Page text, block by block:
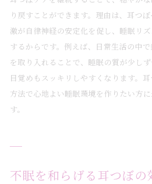
り戻すことができます。理由は、耳つ
激が自律神経の安定化を促し、睡眠リ
するからです。例えば、日常生活の中
を取り入れることで、睡眠の質が少し
目覚めもスッキリしやすくなります。
方法で心地よい睡眠環境を作りたい方
す。
不眠を和らげる耳つぼの